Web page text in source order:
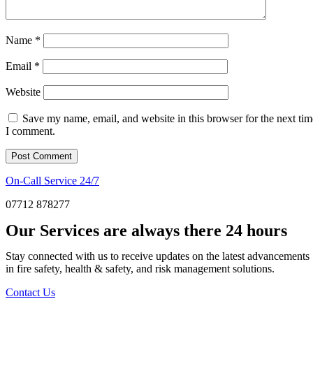
Name *
Email *
Website
Save my name, email, and website in this browser for the next
I comment.
On-Call Service 24/7
07712 878277
Our Services are always there 24 hours
Stay connected with us to receive updates on the latest advancements
in fire safety, health & safety, and risk management solutions.
Contact Us